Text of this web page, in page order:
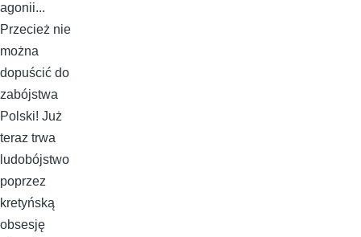
agonii...
Przecież nie
można
dopuścić do
zabójstwa
Polski! Już
teraz trwa
ludobójstwo
poprzez
kretyńską
obsesję